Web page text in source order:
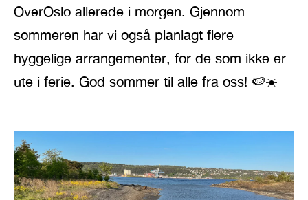
OverOslo allerede i morgen. Gjennom
sommeren har vi også planlagt flere
hyggelige arrangementer, for de som ikke er
ute i ferie. God sommer til alle fra oss! 🍉☀️